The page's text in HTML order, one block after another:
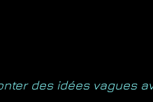
des idées vagues